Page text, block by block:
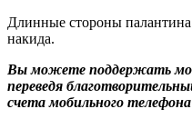
Длинные стороны
накида.
Вы можете поддержать
переведя
счета мобильного